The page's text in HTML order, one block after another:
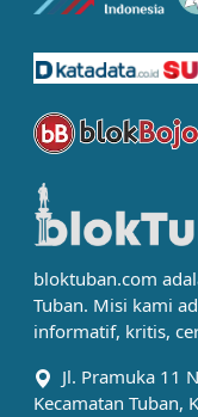
bloktuban.com
Tuban. Misi kami
informatif, kritis,
Jl. Pramuka 11
Kecamatan Tuban,